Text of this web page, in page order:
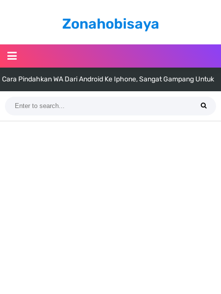
Zonahobisaya
Cara Pindahkan WA Dari Android Ke Iphone, Sangat Gampang Untuk